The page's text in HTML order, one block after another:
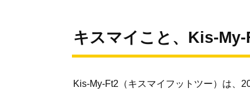
キスマイこと、Kis-My-
Kis-My-Ft2（キスマイフットツー）は、